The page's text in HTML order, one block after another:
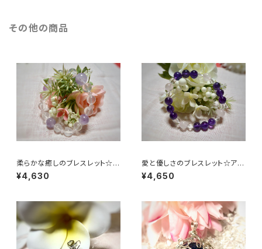
その他の商品
柔らかな癒しのブレスレット☆ラ
ベンダーアメジストAA他
¥4,630
愛と優しさのブレスレット☆アメ
ジストAAA他
¥4,650